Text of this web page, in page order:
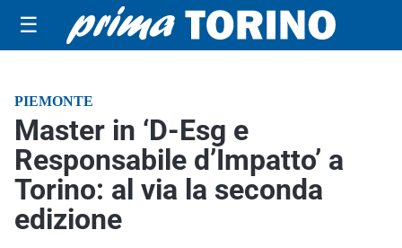
☰
PIEMONTE
Master in ‘D-Esg e
Responsabile d’Impatto’ a
Torino: al via la seconda
edizione